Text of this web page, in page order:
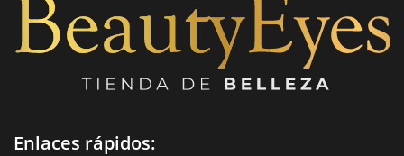
Enlaces rápidos: